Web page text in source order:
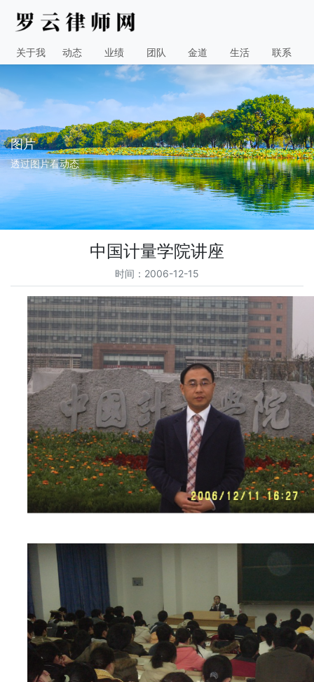
关于我 动态 业绩 团队 金道 生活 联系
图片
透过图片看动态
中国计量学院讲座
时间：2006-12-15